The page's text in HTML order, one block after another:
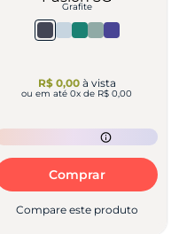
Grafite
R$ 0,00à vista
ou em até 0x de R$ 0,00
Comprar
Compare este produto